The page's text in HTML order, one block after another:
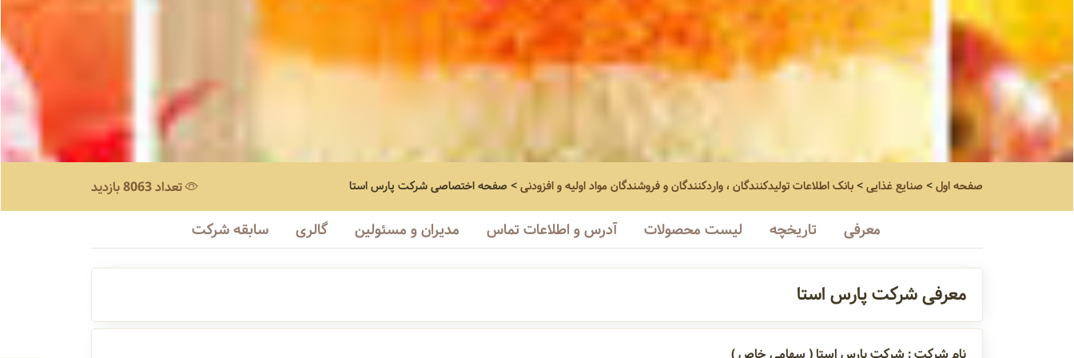
تعداد 8063 بازدید صفحه اول> صنایع غذایی>بانک اطلاعات تولیدکنندگان ، واردکنندگان و فروشندگان مواد اولیه و افزودنی> صفحه اختصاصیشرکت پارس استا
معرفی تاریخچه لیست محصولات آدرس و اطلاعات تماس مدیران و مسئولین گالری سابقه شرکت
معرفی شرکت پارس استا